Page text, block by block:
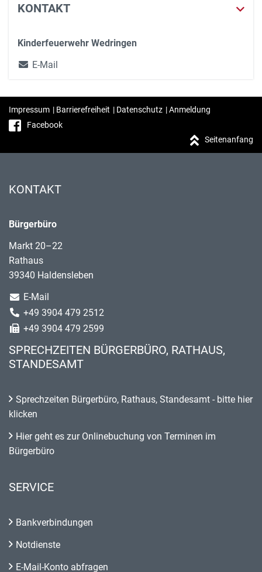
KONTAKT
Kinderfeuerwehr Wedringen
E-Mail
Impressum | Barrierefreiheit | Datenschutz |Anmeldung
Facebook
Seitenanfang
KONTAKT
Bürgerbüro
Markt 20–22
Rathaus
39340 Haldensleben
E-Mail
+49 3904 479 2512
+49 3904 479 2599
SPRECHZEITEN BÜRGERBÜRO, RATHAUS,
STANDESAMT
Sprechzeiten Bürgerbüro, Rathaus, Standesamt - bitte hier
klicken
Hier geht es zur Onlinebuchung von Terminen im
Bürgerbüro
SERVICE
Bankverbindungen
Notdienste
E-Mail-Konto abfragen